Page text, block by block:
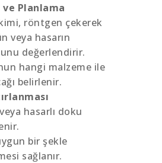
ve Planlama
röntgen çekerek
veya hasarın
değerlendirir.
hangi malzeme ile
belirlenir.
hasarlı doku
bir şekle
sağlanır.